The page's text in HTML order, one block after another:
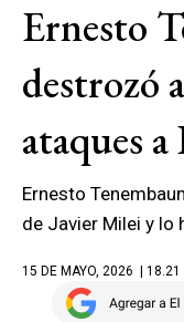
Ernesto
destrozó
ataques
Ernesto
de Javier Milei y lo
15 DE MAYO, 2026 | 18.21